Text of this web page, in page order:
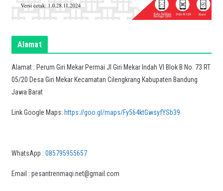
Alamat
Alamat : Perum Giri Mekar Permai Jl Giri Mekar Indah VI Blok B No. 73 RT
05/20 Desa Giri Mekar Kecamatan Cilengkrang Kabupaten Bandung
Jawa Barat
Link Google Maps: https://goo.gl/maps/Fy564ktGwsyfYSb39
WhatsApp : 085795955657
Email : pesantrenmaqi.net@gmail.com